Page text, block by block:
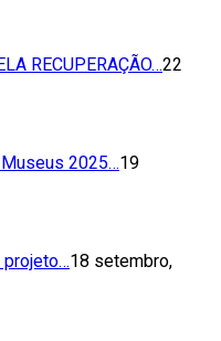
RECUPERAÇÃO…22
Museus 2025…19
projeto…18 setembro,